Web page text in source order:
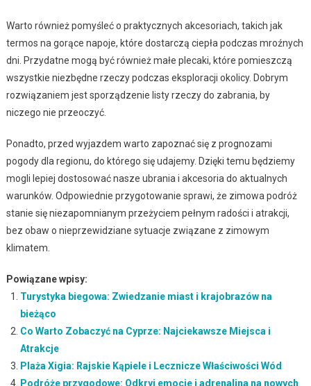
Warto również pomyśleć o praktycznych akcesoriach, takich jak
termos na gorące napoje, które dostarczą ciepła podczas mroźnych
dni. Przydatne mogą być również małe plecaki, które pomieszczą
wszystkie niezbędne rzeczy podczas eksploracji okolicy. Dobrym
rozwiązaniem jest sporządzenie listy rzeczy do zabrania, by
niczego nie przeoczyć.
Ponadto, przed wyjazdem warto zapoznać się z prognozami
pogody dla regionu, do którego się udajemy. Dzięki temu będziemy
mogli lepiej dostosować nasze ubrania i akcesoria do aktualnych
warunków. Odpowiednie przygotowanie sprawi, że zimowa podróż
stanie się niezapomnianym przeżyciem pełnym radości i atrakcji,
bez obaw o nieprzewidziane sytuacje związane z zimowym
klimatem.
Powiązane wpisy:
Turystyka biegowa: Zwiedzanie miast i krajobrazów na
bieżąco
Co Warto Zobaczyć na Cyprze: Najciekawsze Miejsca i
Atrakcje
Plaża Xigia: Rajskie Kąpiele i Lecznicze Właściwości Wód
Podróże przygodowe: Odkryj emocje i adrenalina na nowych